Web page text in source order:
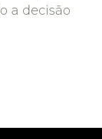
a decisão